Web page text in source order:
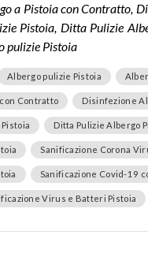
a Pistoia con Contratto,
Pistoia, Ditta Pulizie
pulizie Pistoia
Albergo pulizie Pistoia
Contratto Disinfezione
Ditta Pulizie Albergo
Sanificazione Corona
Sanificazione Covid-19
Virus e Batteri Pistoia